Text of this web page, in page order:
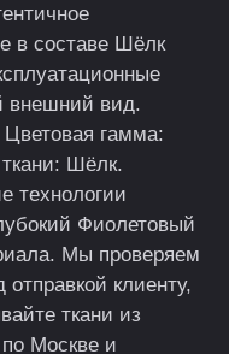
в составе Шёлк
внешний вид.
гамма:
Шёлк.
технологии
Фиолетовый
Мы проверяем
клиенту,
ткани из
Москве и